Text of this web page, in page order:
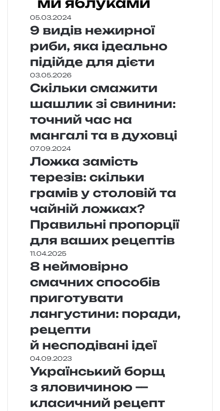
05.03.2024
9 видів нежирної
риби, яка ідеально
підійде для дієти
03.05.2026
Скільки смажити
шашлик зі свинини:
точний час на
мангалі та в духовці
07.09.2024
Ложка замість
терезів: скільки
грамів у столовій та
чайній ложках?
Правильні пропорції
для ваших рецептів
11.04.2025
8 неймовірно
смачних способів
приготувати
лангустини: поради,
рецепти
й несподівані ідеї
04.09.2023
Український борщ
з яловичиною —
класичний рецепт